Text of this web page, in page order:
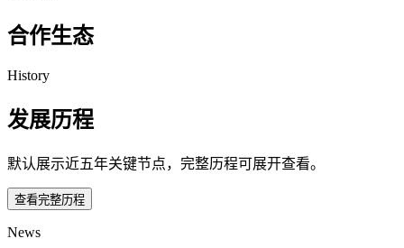
合作生态
History
发展历程
默认展示近五年关键节点，完整历程可展开查看。
查看完整历程
News